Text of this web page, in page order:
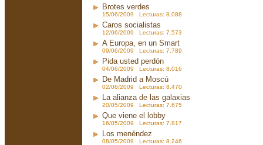
Brotes verdes
15/06/2009 Lecturas: 8.088
Caros socialistas
12/06/2009 Lecturas: 7.573
A Europa, en un Smart
09/06/2009 Lecturas: 7.789
Pida usted perdón
04/06/2009 Lecturas: 8.016
De Madrid a Moscú
02/06/2009 Lecturas: 8.470
La alianza de las galaxias
20/05/2009 Lecturas: 7.675
Que viene el lobby
16/05/2009 Lecturas: 7.817
Los menéndez
08/05/2009 Lecturas: 8.246